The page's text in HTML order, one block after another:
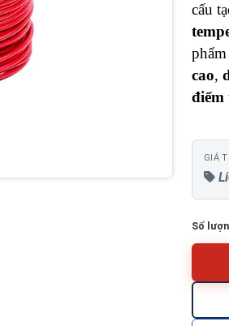
cấu
cao,
điểm
GIÁ
Số